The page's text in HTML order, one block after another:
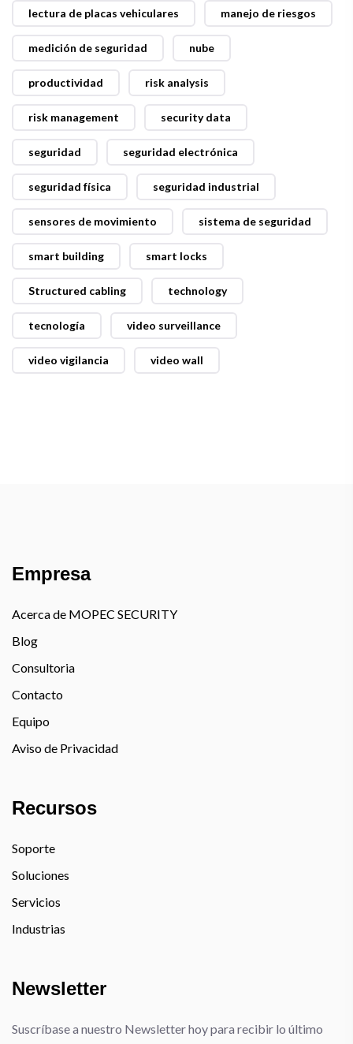
lectura de placas vehiculares manejo de riesgos
medición de seguridad nube
productividad risk analysis
risk management security data
seguridad seguridad electrónica
seguridad física seguridad industrial
sensores de movimiento sistema de seguridad
smart building smart locks
Structured cabling technology
tecnología video surveillance
video vigilancia video wall
Empresa
Acerca de MOPEC SECURITY
Blog
Consultoria
Contacto
Equipo
Aviso de Privacidad
Recursos
Soporte
Soluciones
Servicios
Industrias
Newsletter
Suscríbase a nuestro Newsletter hoy para recibir lo último